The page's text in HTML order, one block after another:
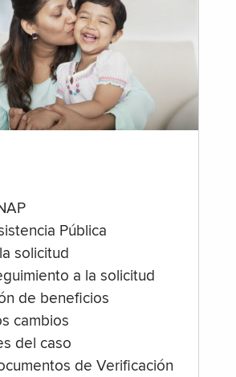
Pública
solicitud
a la solicitud
de beneficios
cambios
del caso
de Verificación